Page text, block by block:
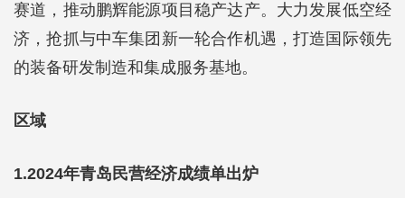
赛道，推动鹏辉能源项目稳产达产。大力发展低空经
济，抢抓与中车集团新一轮合作机遇，打造国际领先
的装备研发制造和集成服务基地。
区域
1.2024年青岛民营经济成绩单出炉